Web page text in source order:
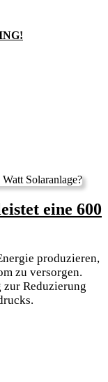
eine 600
produzieren,
zu versorgen.
Reduzierung